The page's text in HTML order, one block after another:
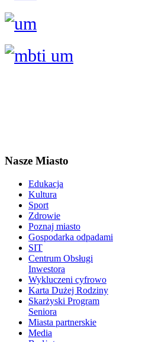
Nasze Miasto
Edukacja
Kultura
Sport
Zdrowie
Poznaj miasto
Gospodarka odpadami
SIT
Centrum Obsługi
Inwestora
Wykluczeni cyfrowo
Karta Dużej Rodziny
Skarżyski Program
Seniora
Miasta partnerskie
Media